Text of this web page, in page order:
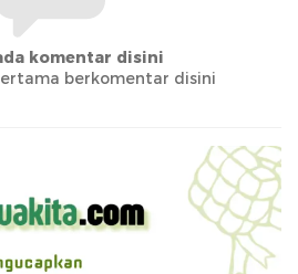
komentar disini
berkomentar disini